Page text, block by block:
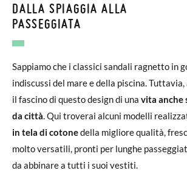
DALLA SPIAGGIA ALLA
PASSEGGIATA
Sappiamo che i classici sandali ragnetto in
indiscussi del mare e della piscina.
il fascino di questo design di una vita anche
da città. Qui troverai alcuni modelli
in tela di cotonedella migliore qualità,
molto versatili, pronti per lunghe
da abbinare a tutti i suoi vestiti.